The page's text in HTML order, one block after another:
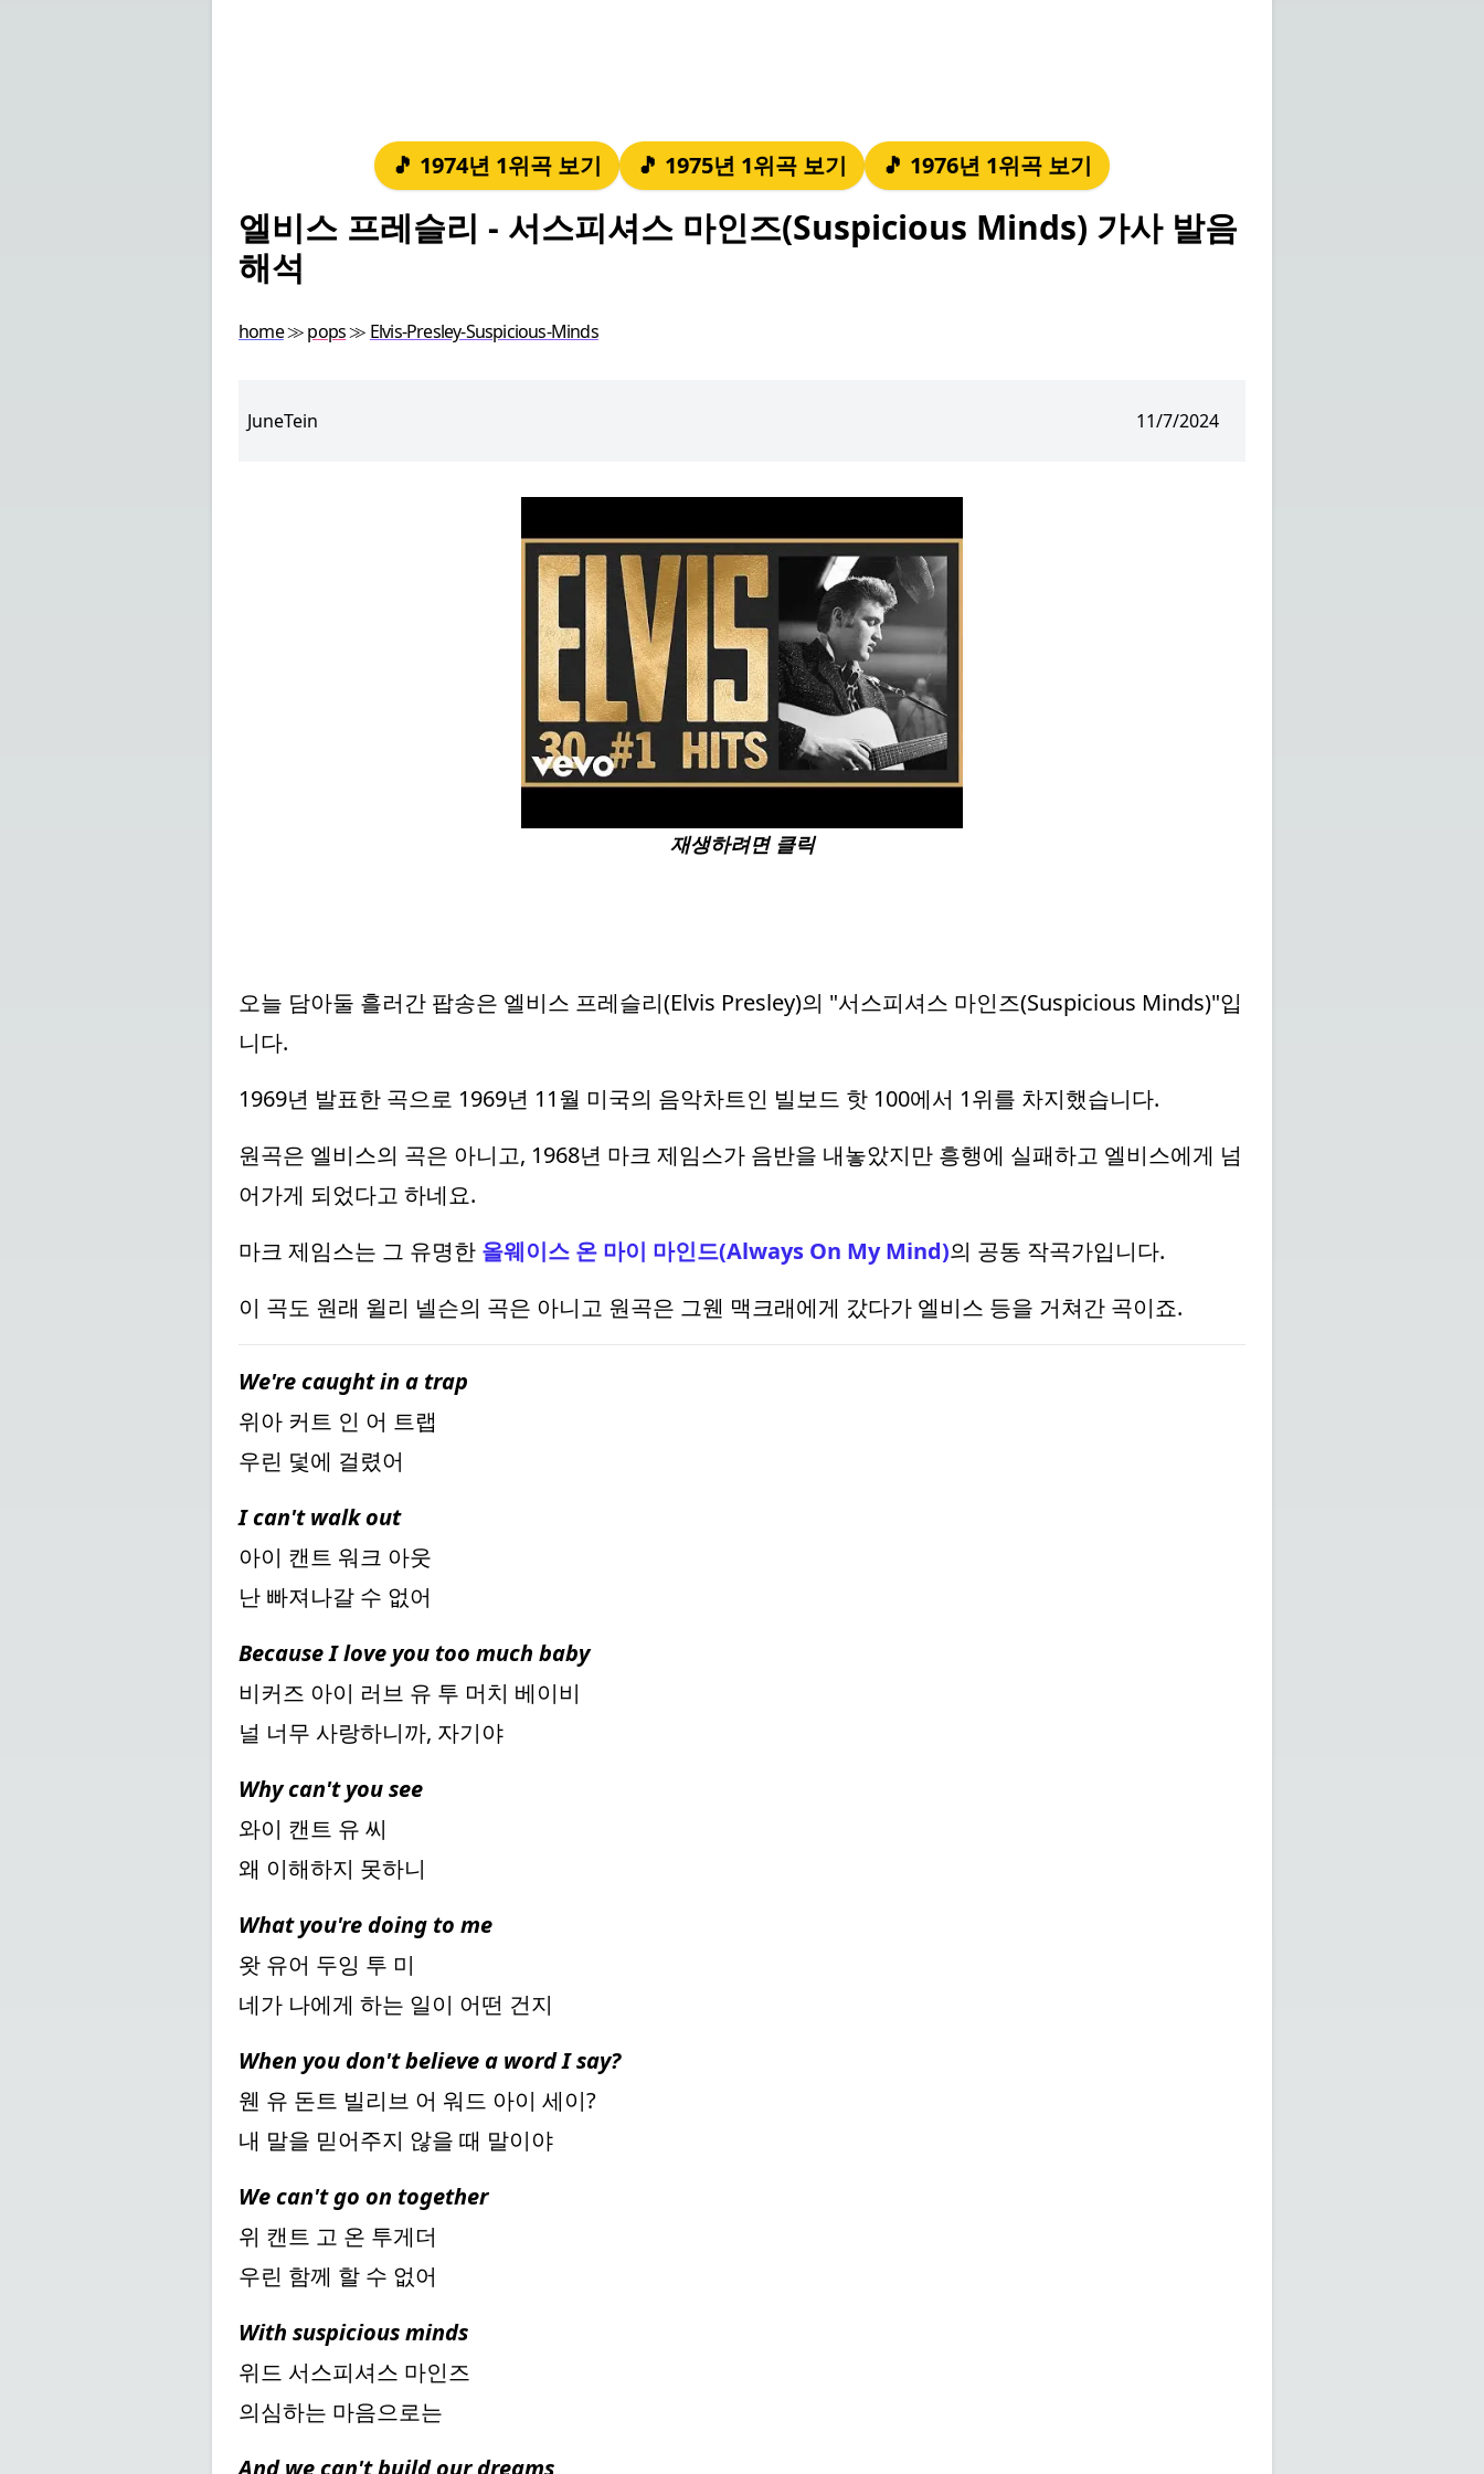
🎵 1974년 1위곡 보기 🎵 1975년 1위곡 보기 🎵 1976년 1위곡 보기
엘비스 프레슬리 - 서스피셔스 마인즈(Suspicious Minds) 가사 발음
해석
home≫pops≫ Elvis-Presley-Suspicious-Minds
JuneTein 11/7/2024
재생하려면 클릭
오늘 담아둘 흘러간 팝송은 엘비스 프레슬리(Elvis Presley)의 "서스피셔스 마인즈(Suspicious Minds)"입
니다.
1969년 발표한 곡으로 1969년 11월 미국의 음악차트인 빌보드 핫 100에서 1위를 차지했습니다.
원곡은 엘비스의 곡은 아니고, 1968년 마크 제임스가 음반을 내놓았지만 흥행에 실패하고 엘비스에게 넘
어가게 되었다고 하네요.
마크 제임스는 그 유명한 올웨이스 온 마이 마인드(Always On My Mind)의 공동 작곡가입니다.
이 곡도 원래 윌리 넬슨의 곡은 아니고 원곡은 그웬 맥크래에게 갔다가 엘비스 등을 거쳐간 곡이죠.
We're caught in a trap
위아 커트 인 어 트랩
우린 덫에 걸렸어
I can't walk out
아이 캔트 워크 아웃
난 빠져나갈 수 없어
Because I love you too much baby
비커즈 아이 러브 유 투 머치 베이비
널 너무 사랑하니까, 자기야
Why can't you see
와이 캔트 유 씨
왜 이해하지 못하니
What you're doing to me
왓 유어 두잉 투 미
네가 나에게 하는 일이 어떤 건지
When you don't believe a word I say?
웬 유 돈트 빌리브 어 워드 아이 세이?
내 말을 믿어주지 않을 때 말이야
We can't go on together
위 캔트 고 온 투게더
우린 함께 할 수 없어
With suspicious minds
위드 서스피셔스 마인즈
의심하는 마음으로는
And we can't build our dreams